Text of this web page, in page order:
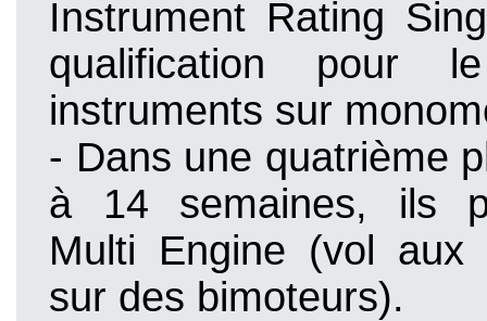
Instrument Rating
qualification pour
instruments sur
- Dans une quatrième
à 14 semaines, ils
Multi Engine (vol aux
sur des bimoteurs).